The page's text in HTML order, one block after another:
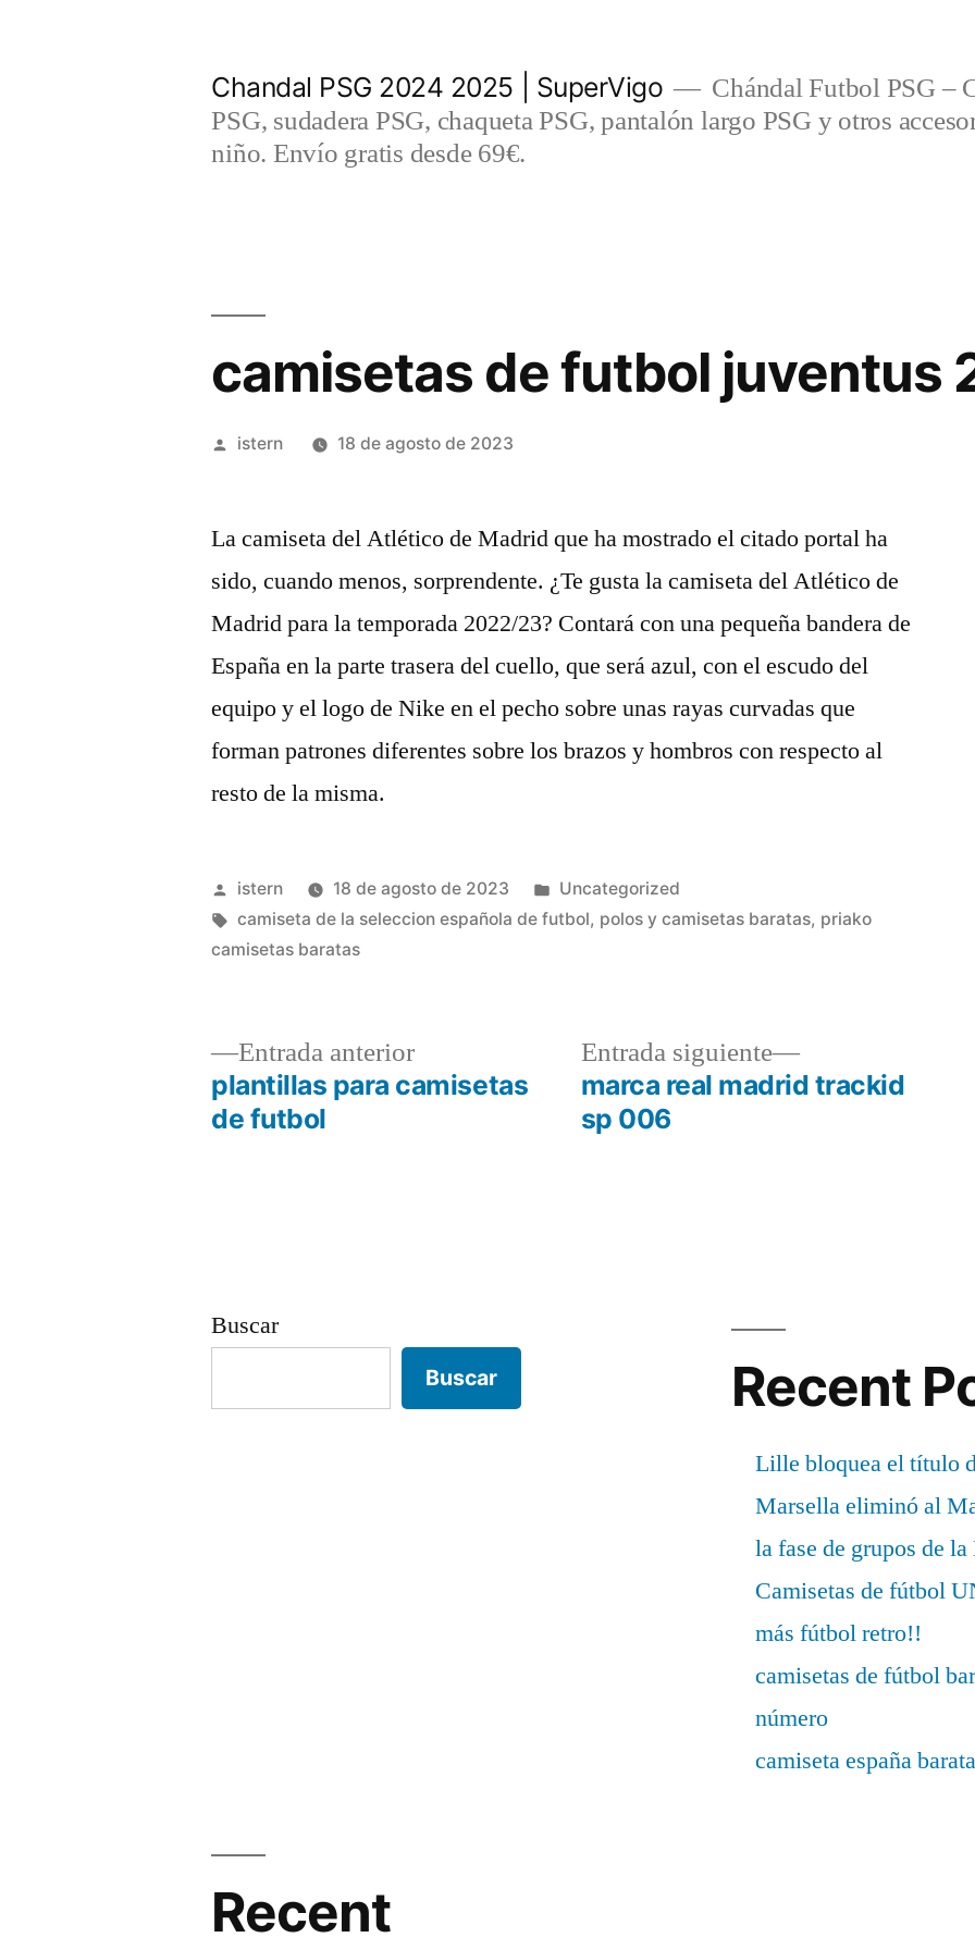
Chandal PSG 2024 2025 | SuperVigo
Chándal Futbol PSG –
PSG, sudadera PSG, chaqueta PSG, pantalón largo PSG y otros
niño. Envío gratis desde 69€.
camisetas de futbol juventus
Publicado
istern 18 de agosto de 2023
La camiseta del Atlético de Madrid que ha mostrado el citado portal ha
sido, cuando menos, sorprendente. ¿Te gusta la camiseta del Atlético de
Madrid para la temporada 2022/23? Contará con una pequeña bandera de
España en la parte trasera del cuello, que será azul, con el escudo del
equipo y el logo de Nike en el pecho sobre unas rayas curvadas que
forman patrones diferentes sobre los brazos y hombros con respecto al
resto de la misma.
Publicado
por
istern 18 de agosto de 2023
Publicado
en
Uncategorized
Etiquetas:
camiseta de la seleccion española de futbol, polos y camisetas baratas, priako
camisetas baratas
Navegación
Entrada anteriorEntrada
anterior:
plantillas para camisetas
de futbol
Entrada siguiente
Entrada
siguiente:
marca real madrid trackid
sp 006
Buscar
Buscar Recent
Lille bloquea el título
Marsella eliminó al
la fase de grupos de
Camisetas de fútbol
más fútbol retro!!
camisetas de fútbol
número
camiseta españa barata
Recent